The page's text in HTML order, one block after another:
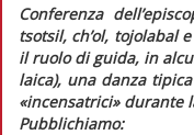
Conferenza
tsotsil, ch’ol, tojolabal
il ruolo di guida, in
laica), una danza
«incensatrici» durante
Pubblichiamo: